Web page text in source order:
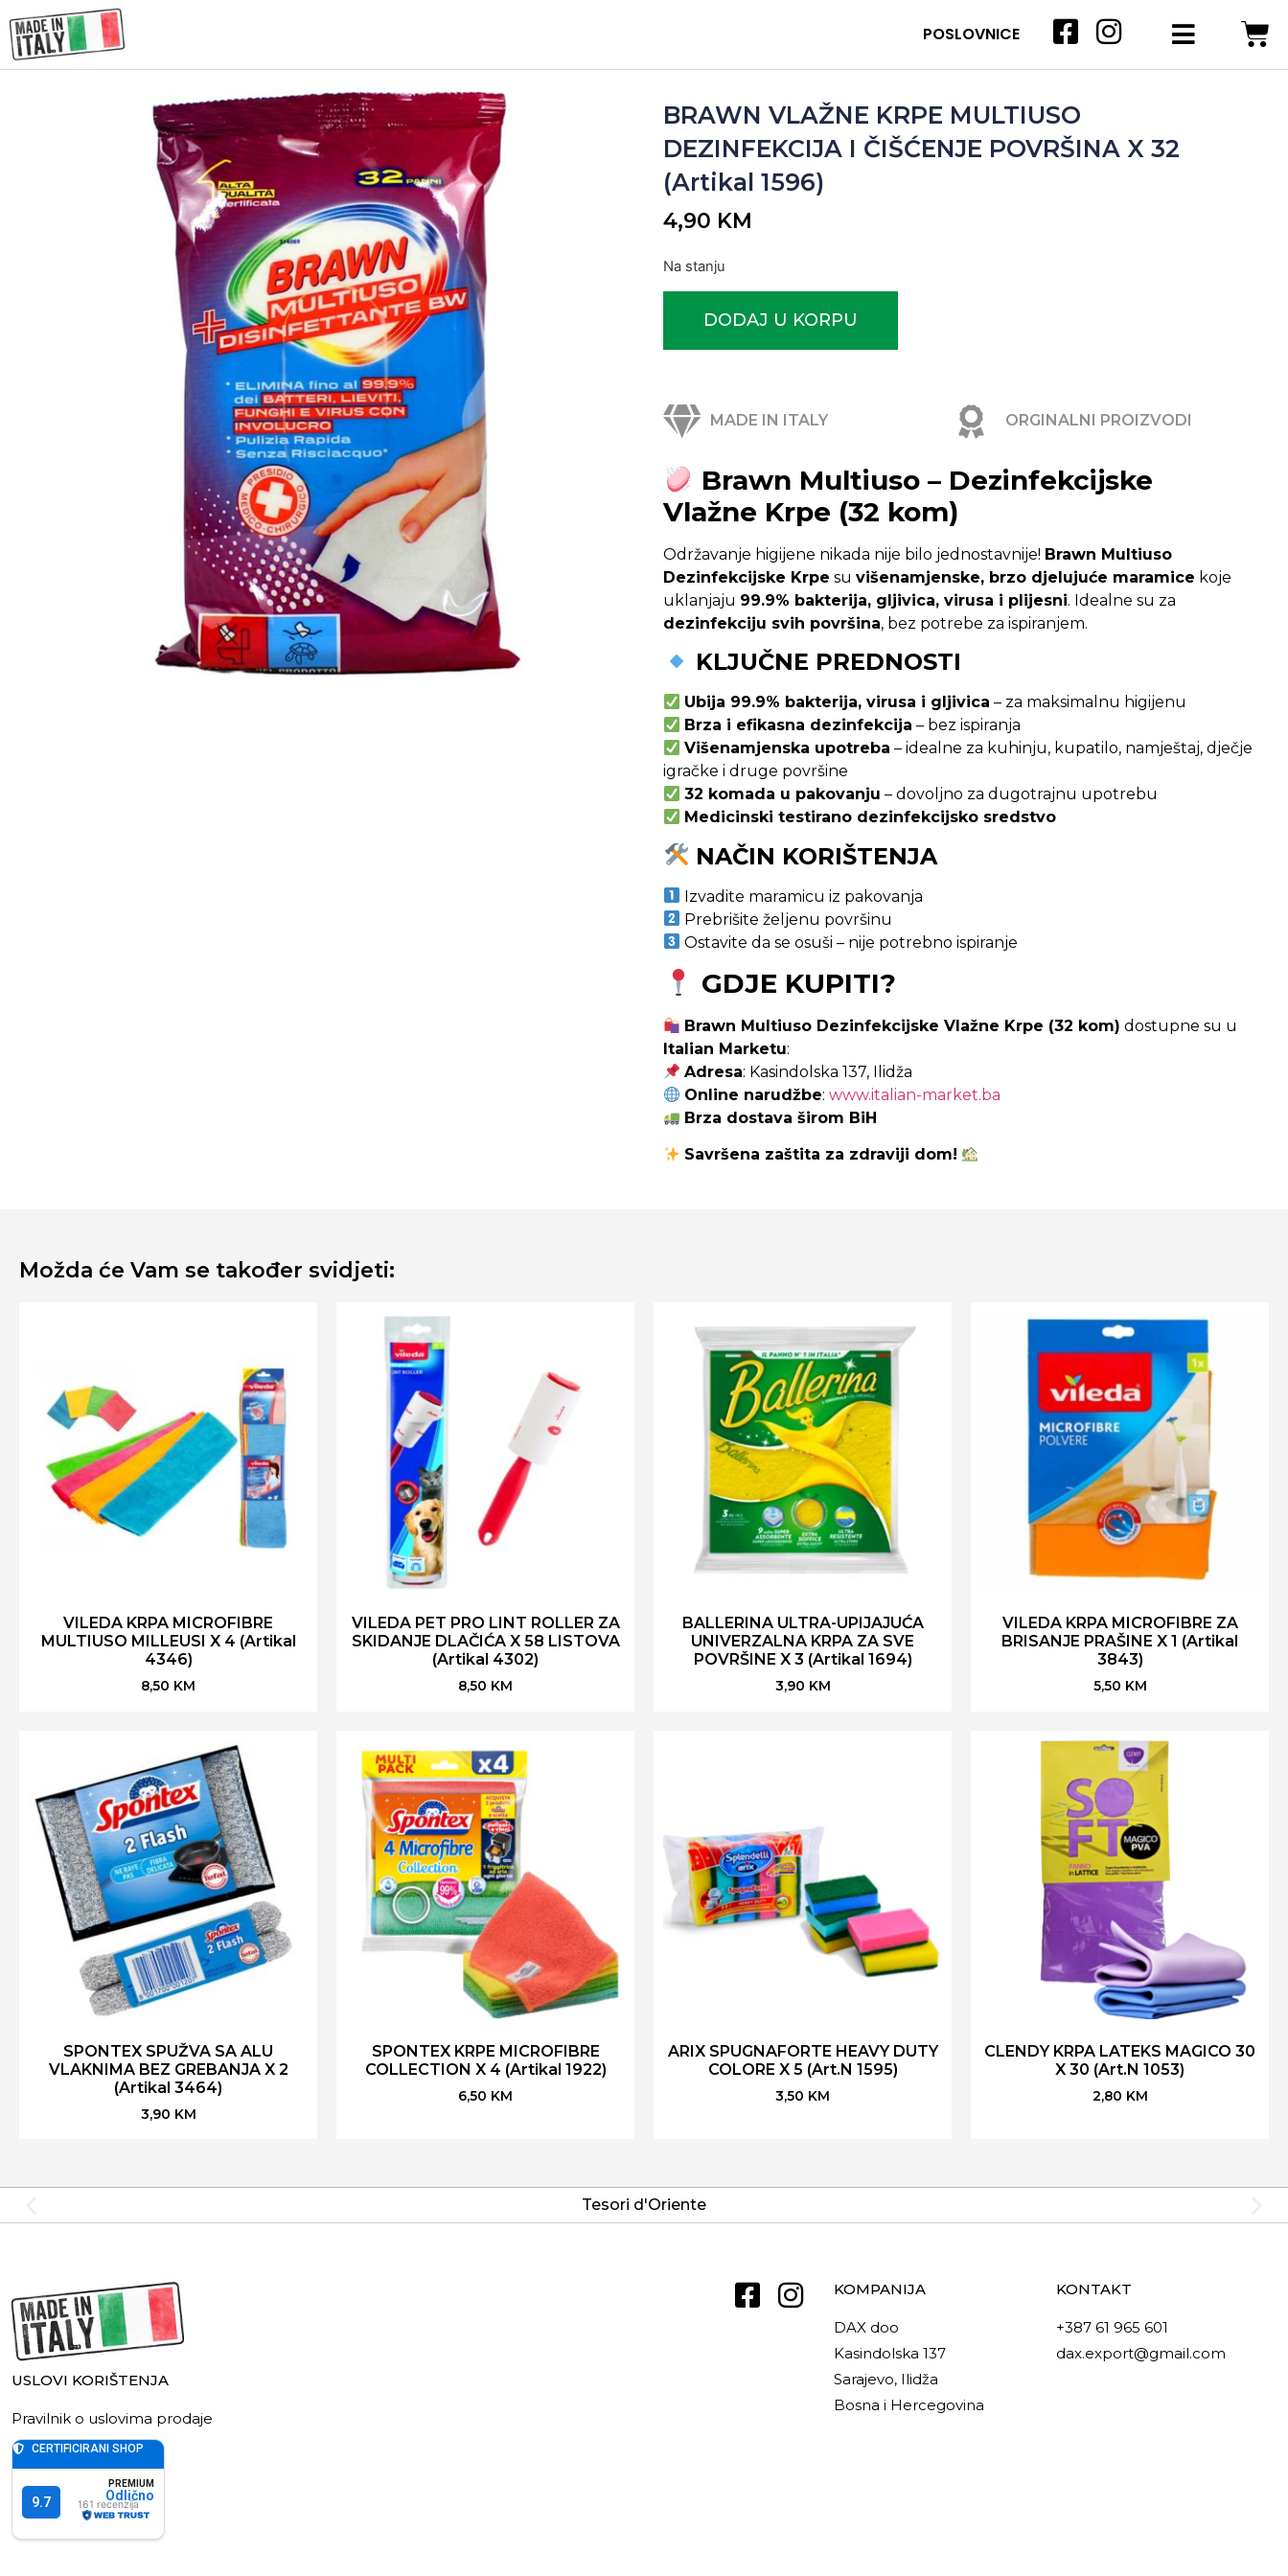
POSLOVNICE
BRAWN VLAŽNE KRPE MULTIUSO
DEZINFEKCIJA I ČIŠĆENJE POVRŠINA X 32
(Artikal 1596)
4,90 KM
Na stanju
DODAJ U KORPU
MADE IN ITALY ORGINALNI PROIZVODI
Brawn Multiuso – Dezinfekcijske
Vlažne Krpe (32 kom)
Održavanje higijene nikada nije bilo jednostavnije! Brawn Multiuso
Dezinfekcijske Krpe su višenamjenske, brzo djelujuće maramice koje
uklanjaju 99.9% bakterija, gljivica, virusa i plijesni. Idealne su za
dezinfekciju svih površina, bez potrebe za ispiranjem.
KLJUČNE PREDNOSTI
Ubija 99.9% bakterija, virusa i gljivica – za maksimalnu higijenu
Brza i efikasna dezinfekcija – bez ispiranja
Višenamjenska upotreba – idealne za kuhinju, kupatilo, namještaj, dječje
igračke i druge površine
32 komada u pakovanju – dovoljno za dugotrajnu upotrebu
Medicinski testirano dezinfekcijsko sredstvo
NAČIN KORIŠTENJA
Izvadite maramicu iz pakovanja
Prebrišite željenu površinu
Ostavite da se osuši – nije potrebno ispiranje
GDJE KUPITI?
Brawn Multiuso Dezinfekcijske Vlažne Krpe (32 kom) dostupne su u
Italian Marketu:
Adresa: Kasindolska 137, Ilidža
Online narudžbe:www.italian-market.ba
Brza dostava širom BiH
Savršena zaštita za zdraviji dom!
Možda će Vam se također svidjeti:
VILEDA KRPA MICROFIBRE
MULTIUSO MILLEUSI X 4 (Artikal
4346)
8,50 KM
VILEDA PET PRO LINT ROLLER ZA
SKIDANJE DLAČIĆA X 58 LISTOVA
(Artikal 4302)
8,50 KM
BALLERINA ULTRA-UPIJAJUĆA
UNIVERZALNA KRPA ZA SVE
POVRŠINE X 3 (Artikal 1694)
3,90 KM
VILEDA KRPA MICROFIBRE ZA
BRISANJE PRAŠINE X 1 (Artikal
3843)
5,50 KM
SPONTEX SPUŽVA SA ALU
VLAKNIMA BEZ GREBANJA X 2
(Artikal 3464)
3,90 KM
SPONTEX KRPE MICROFIBRE
COLLECTION X 4 (Artikal 1922)
6,50 KM
ARIX SPUGNAFORTE HEAVY DUTY
COLORE X 5 (Art.N 1595)
3,50 KM
CLENDY KRPA LATEKS MAGICO 30
X 30 (Art.N 1053)
2,80 KM
Tesori d'Oriente
USLOVI KORIŠTENJA
Pravilnik o uslovima prodaje
KOMPANIJA
DAX doo
Kasindolska 137
Sarajevo, Ilidža
Bosna i Hercegovina
KONTAKT
+387 61 965 601
dax.export@gmail.com